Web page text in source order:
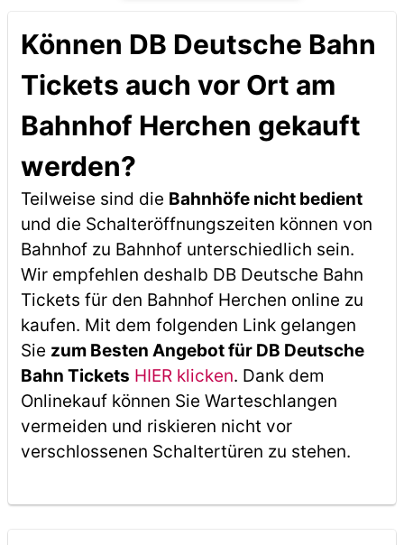
Können DB Deutsche Bahn
Tickets auch vor Ort am
Bahnhof Herchen gekauft
werden?
Teilweise sind die Bahnhöfe nicht bedient
und die Schalteröffnungszeiten können von
Bahnhof zu Bahnhof unterschiedlich sein.
Wir empfehlen deshalb DB Deutsche Bahn
Tickets für den Bahnhof Herchen online zu
kaufen. Mit dem folgenden Link gelangen
Sie zum Besten Angebot für DB Deutsche
Bahn Tickets HIER klicken. Dank dem
Onlinekauf können Sie Warteschlangen
vermeiden und riskieren nicht vor
verschlossenen Schaltertüren zu stehen.